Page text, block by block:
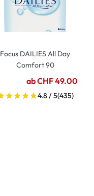
Focus DAILIES All Day
Comfort 90
ab CHF 49.00
4.8 / 5(435)